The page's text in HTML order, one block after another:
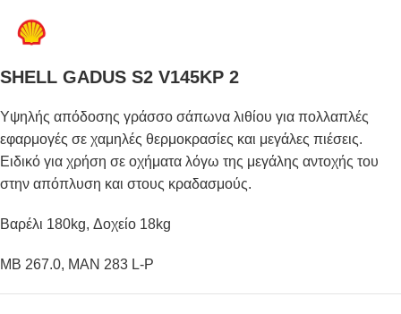
SHELL GADUS S2 V145KP 2
Υψηλής απόδοσης γράσσο σάπωνα λιθίου για πολλαπλές
εφαρμογές σε χαμηλές θερμοκρασίες και μεγάλες πιέσεις.
Ειδικό για χρήση σε οχήματα λόγω της μεγάλης αντοχής του
στην απόπλυση και στους κραδασμούς.
Βαρέλι 180kg, Δοχείο 18kg
MB 267.0, MAN 283 L-P